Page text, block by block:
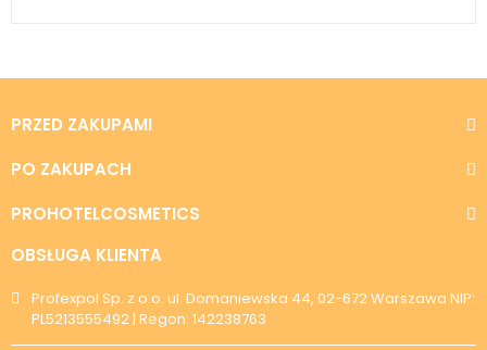
PRZED ZAKUPAMI
PO ZAKUPACH
PROHOTELCOSMETICS
OBSŁUGA KLIENTA
Profexpol Sp. z o.o. ul. Domaniewska 44, 02-672 Warszawa NIP:
PL5213555492 | Regon: 142238763